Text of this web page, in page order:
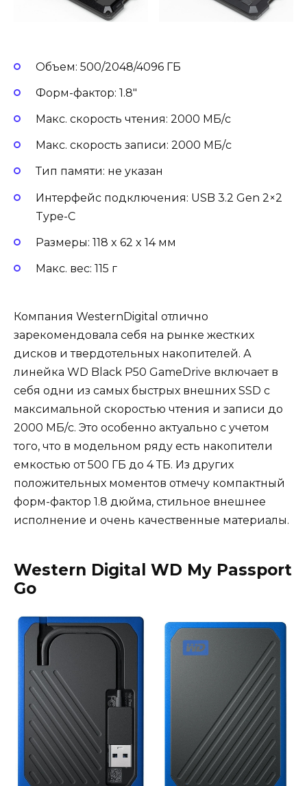
Объем: 500/2048/4096 ГБ
Форм-фактор: 1.8″
Макс. скорость чтения: 2000 МБ/с
Макс. скорость записи: 2000 МБ/с
Тип памяти: не указан
Интерфейс подключения: USB 3.2 Gen 2×2
Type-C
Размеры: 118 x 62 x 14 мм
Макс. вес: 115 г
Компания WesternDigital отлично
зарекомендовала себя на рынке жестких
дисков и твердотельных накопителей. А
линейка WD Black P50 GameDrive включает в
себя одни из самых быстрых внешних SSD с
максимальной скоростью чтения и записи до
2000 МБ/с. Это особенно актуально с учетом
того, что в модельном ряду есть накопители
емкостью от 500 ГБ до 4 ТБ. Из других
положительных моментов отмечу компактный
форм-фактор 1.8 дюйма, стильное внешнее
исполнение и очень качественные материалы.
Western Digital WD My Passport
Go